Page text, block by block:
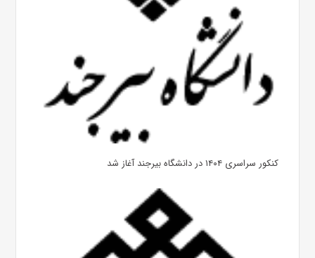
کنکور سراسری ۱۴۰۴ در دانشگاه بیرجند آغاز شد